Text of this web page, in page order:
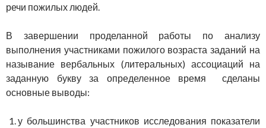
речи пожилых людей.
В завершении проделанной работы по анализу
выполнения участниками пожилого возраста заданий на
называние вербальных (литеральных) ассоциаций на
заданную букву за определенное время сделаны
основные выводы:
у большинства участников исследования показатели